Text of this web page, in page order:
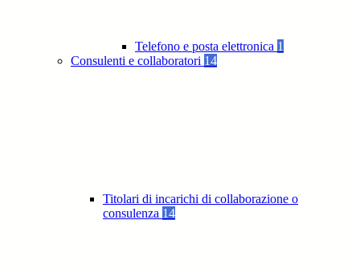
Telefono e posta elettronica 1
Consulenti e collaboratori 14
Titolari di incarichi di collaborazione o
consulenza 14